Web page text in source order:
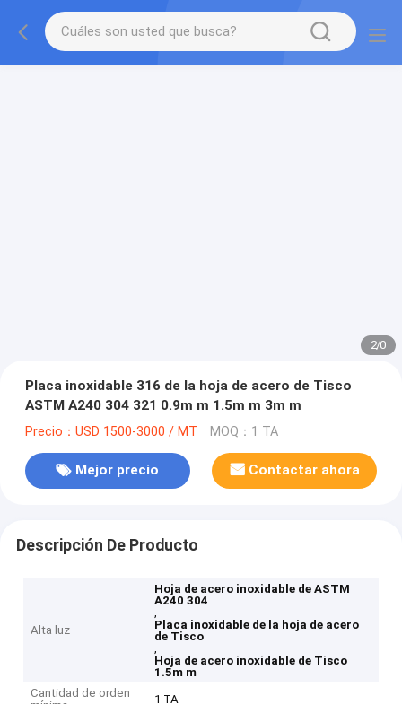
2/0
Placa inoxidable 316 de la hoja de acero de Tisco
ASTM A240 304 321 0.9m m 1.5m m 3m m
Precio：USD 1500-3000 / MT MOQ：1 TA
Mejor precio Contactar ahora
Descripción De Producto
Alta luz
Hoja de acero inoxidable de ASTM
A240 304
,
Placa inoxidable de la hoja de acero
de Tisco
,
Hoja de acero inoxidable de Tisco
1.5m m
Cantidad de orden
1 TA